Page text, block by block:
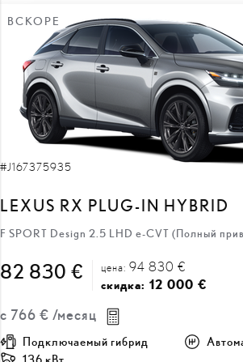
ВСКОРЕ
#J167375935
LEXUS RX PLUG-IN HYBRID
F SPORT Design 2.5 LHD e-CVT (Полный
82 830 € цена: 94 830 €
скидка: 12 000 €
с 766 € /месяц
Подключаемый гибрид
136 кВт